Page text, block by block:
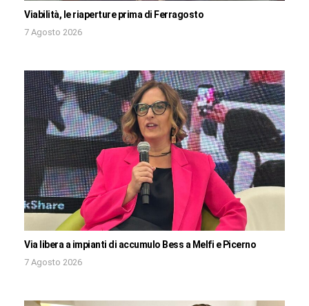
Viabilità, le riaperture prima di Ferragosto
7 Agosto 2026
Via libera a impianti di accumulo Bess a Melfi e Picerno
7 Agosto 2026